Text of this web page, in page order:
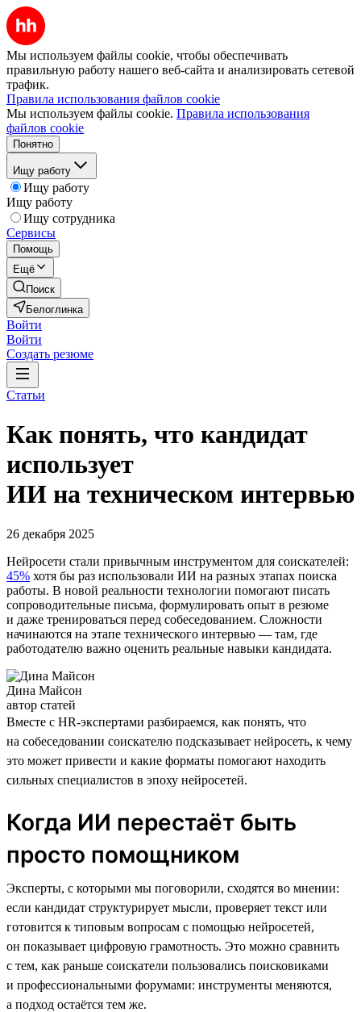
Мы используем файлы cookie, чтобы обеспечивать
правильную работу нашего веб-сайта и анализировать сетевой
трафик.
Правила использования файлов cookie
Мы используем файлы cookie. Правила использования
файлов cookie
Понятно
Ищу работу
Ищу работу
Ищу работу
Ищу сотрудника
Сервисы
Помощь
Ещё
Поиск
Белоглинка
Войти
Войти
Создать резюме
Статьи
Как понять, что кандидат
использует
ИИ на техническом интервью
26 декабря 2025
Нейросети стали привычным инструментом для соискателей:
45% хотя бы раз использовали ИИ на разных этапах поиска
работы. В новой реальности технологии помогают писать
сопроводительные письма, формулировать опыт в резюме
и даже тренироваться перед собеседованием. Сложности
начинаются на этапе технического интервью — там, где
работодателю важно оценить реальные навыки кандидата.
Дина Майсон
автор статей
Вместе с HR-экспертами разбираемся, как понять, что
на собеседовании соискателю подсказывает нейросеть, к чему
это может привести и какие форматы помогают находить
сильных специалистов в эпоху нейросетей.
Когда ИИ перестаёт быть
просто помощником
Эксперты, с которыми мы поговорили, сходятся во мнении:
если кандидат структурирует мысли, проверяет текст или
готовится к типовым вопросам с помощью нейросетей,
он показывает цифровую грамотность. Это можно сравнить
с тем, как раньше соискатели пользовались поисковиками
и профессиональными форумами: инструменты меняются,
а подход остаётся тем же.